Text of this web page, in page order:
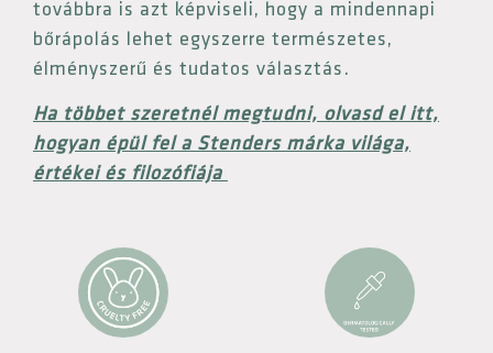
továbbra is azt képviseli, hogy a mindennapi
bőrápolás lehet egyszerre természetes,
élményszerű és tudatos választás.
Ha többet szeretnél megtudni, olvasd el itt,
hogyan épül fel a Stenders márka világa,
értékei és filozófiája